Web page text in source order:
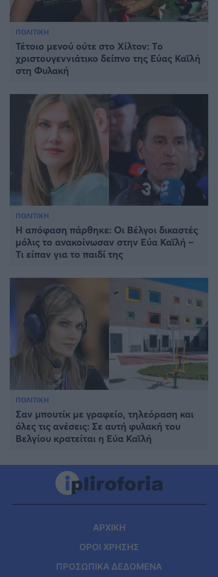
ΠΟΛΙΤΙΚΗ
Τέτοιο μενού ούτε στο Χίλτον: Το
χριστουγεννιάτικο δείπνο της Εύας Καϊλή
στη Φυλακή
ΠΟΛΙΤΙΚΗ
Η απόφαση πάρθηκε: Οι Βέλγοι δικαστές
μόλις το ανακοίνωσαν στην Εύα Καϊλή –
Τι είπαν για το παιδί της
ΠΟΛΙΤΙΚΗ
Σαν μπουτίκ με γραφείο, τηλεόραση και
όλες τις ανέσεις: Σε αυτή φυλακή του
Βελγίου κρατείται η Εύα Καϊλή
ΑΡΧΙΚΗ
ΟΡΟΙ ΧΡΗΣΗΣ
ΠΡΟΣΩΠΙΚΑ ΔΕΔΟΜΕΝΑ